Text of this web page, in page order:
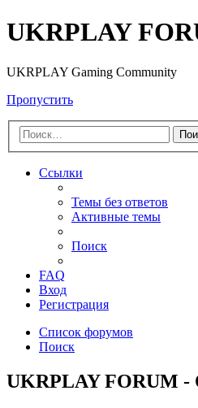
UKRPLAY
UKRPLAY Gaming Community
Пропустить
Ссылки
Темы без ответов
Активные темы
Поиск
FAQ
Вход
Регистрация
Список форумов
Поиск
UKRPLAY FORUM -